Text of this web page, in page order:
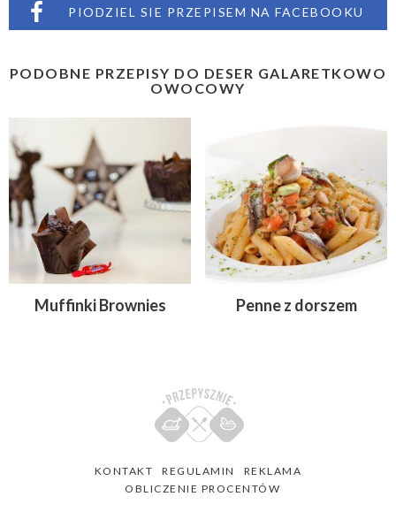
PIODZIEL SIE PRZEPISEM NA FACEBOOKU
PODOBNE PRZEPISY DO DESER GALARETKOWO
OWOCOWY
Muffinki Brownies Penne z dorszem
KONTAKT REGULAMIN
REKLAMA
OBLICZENIE PROCENTÓW